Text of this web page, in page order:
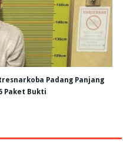
Padang Panjang
Paket Bukti